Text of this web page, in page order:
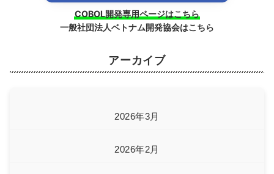
COBOL開発専用ページはこちら
一般社団法人ベトナム開発協会はこちら
アーカイブ
2026年3月
2026年2月